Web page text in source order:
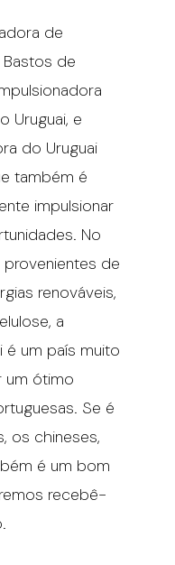
de
Bastos de
Uruguai, e
do Uruguai
também é
impulsionar
No
de
renováveis,
a
é um país muito
um ótimo
Se é
os chineses,
é um bom
recebê-